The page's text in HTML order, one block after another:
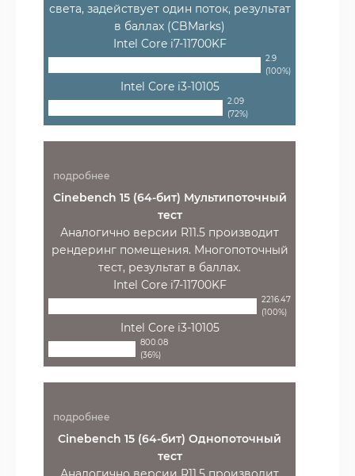
света, задействует один поток, результат
в баллах (CBMarks)
Intel Core i7-11700KF
2.9
(100%)
Intel Core i3-10105
2.09
(72%)
подробнее
Cinebench 15 (64-бит) Мультипоточный
тест
Аналогично версии R11.5 производит
рендеринг помещения. Многопоточный
тест, результат в баллах.
Intel Core i7-11700KF
2216.47
(100%)
Intel Core i3-10105
800.08
(36%)
подробнее
Cinebench 15 (64-бит) Однопоточный
тест